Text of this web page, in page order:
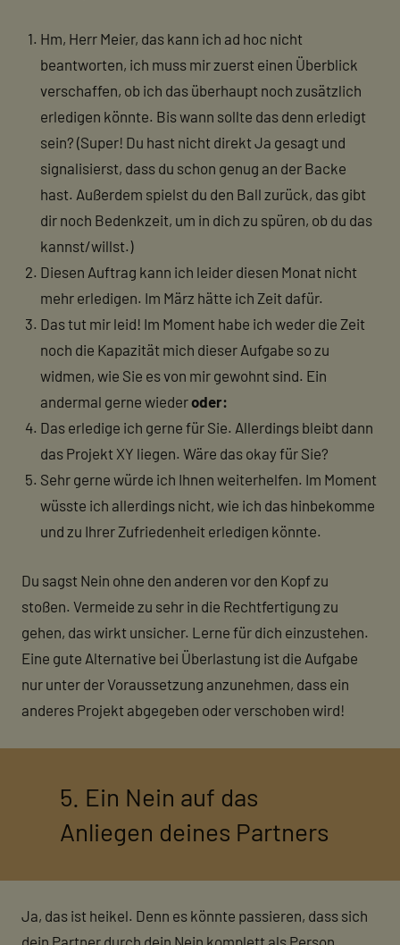
Hm, Herr Meier, das kann ich ad hoc nicht
beantworten, ich muss mir zuerst einen Überblick
verschaffen, ob ich das überhaupt noch zusätzlich
erledigen könnte. Bis wann sollte das denn erledigt
sein? (Super! Du hast nicht direkt Ja gesagt und
signalisierst, dass du schon genug an der Backe
hast. Außerdem spielst du den Ball zurück, das gibt
dir noch Bedenkzeit, um in dich zu spüren, ob du das
kannst/willst.)
Diesen Auftrag kann ich leider diesen Monat nicht
mehr erledigen. Im März hätte ich Zeit dafür.
Das tut mir leid! Im Moment habe ich weder die Zeit
noch die Kapazität mich dieser Aufgabe so zu
widmen, wie Sie es von mir gewohnt sind. Ein
andermal gerne wiederoder:
Das erledige ich gerne für Sie. Allerdings bleibt dann
das Projekt XY liegen. Wäre das okay für Sie?
Sehr gerne würde ich Ihnen weiterhelfen. Im Moment
wüsste ich allerdings nicht, wie ich das hinbekomme
und zu Ihrer Zufriedenheit erledigen könnte.
Du sagst Nein ohne den anderen vor den Kopf zu
stoßen. Vermeide zu sehr in die Rechtfertigung zu
gehen, das wirkt unsicher. Lerne für dich einzustehen.
Eine gute Alternative bei Überlastung ist die Aufgabe
nur unter der Voraussetzung anzunehmen, dass ein
anderes Projekt abgegeben oder verschoben wird!
5. Ein Nein auf das
Anliegen deines Partners
Ja, das ist heikel. Denn es könnte passieren, dass sich